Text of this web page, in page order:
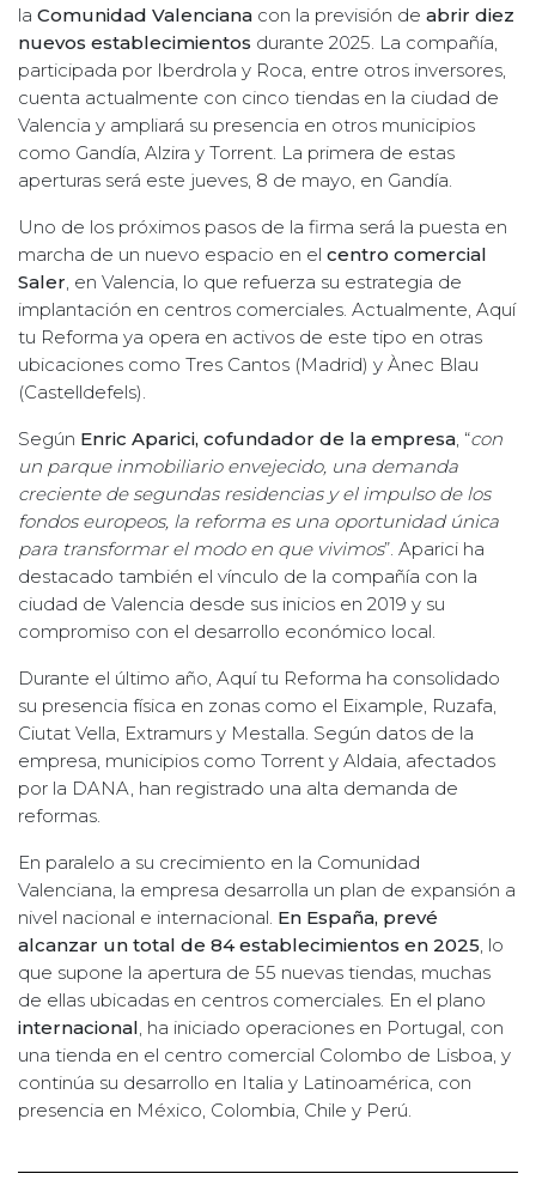
la Comunidad Valenciana con la previsión de abrir diez
nuevos establecimientos durante 2025. La compañía,
participada por Iberdrola y Roca, entre otros inversores,
cuenta actualmente con cinco tiendas en la ciudad de
Valencia y ampliará su presencia en otros municipios
como Gandía, Alzira y Torrent. La primera de estas
aperturas será este jueves, 8 de mayo, en Gandía.
Uno de los próximos pasos de la firma será la puesta en
marcha de un nuevo espacio en el centro comercial
Saler , en Valencia, lo que refuerza su estrategia de
implantación en centros comerciales. Actualmente, Aquí
tu Reforma ya opera en activos de este tipo en otras
ubicaciones como Tres Cantos (Madrid) y Ànec Blau
(Castelldefels).
Según Enric Aparici, cofundador de la empresa , “con
un parque inmobiliario envejecido, una demanda
creciente de segundas residencias y el impulso de los
fondos europeos, la reforma es una oportunidad única
para transformar el modo en que vivimos”. Aparici ha
destacado también el vínculo de la compañía con la
ciudad de Valencia desde sus inicios en 2019 y su
compromiso con el desarrollo económico local.
Durante el último año, Aquí tu Reforma ha consolidado
su presencia física en zonas como el Eixample, Ruzafa,
Ciutat Vella, Extramurs y Mestalla. Según datos de la
empresa, municipios como Torrent y Aldaia, afectados
por la DANA, han registrado una alta demanda de
reformas.
En paralelo a su crecimiento en la Comunidad
Valenciana, la empresa desarrolla un plan de expansión a
nivel nacional e internacional. En España, prevé
alcanzar un total de 84 establecimientos en 2025 , lo
que supone la apertura de 55 nuevas tiendas, muchas
de ellas ubicadas en centros comerciales. En el plano
internacional , ha iniciado operaciones en Portugal, con
una tienda en el centro comercial Colombo de Lisboa, y
continúa su desarrollo en Italia y Latinoamérica, con
presencia en México, Colombia, Chile y Perú.